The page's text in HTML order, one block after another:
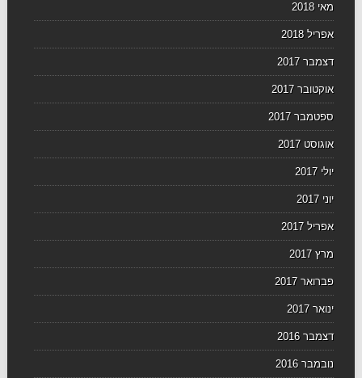
מאי 2018
אפריל 2018
דצמבר 2017
אוקטובר 2017
ספטמבר 2017
אוגוסט 2017
יולי 2017
יוני 2017
אפריל 2017
מרץ 2017
פברואר 2017
ינואר 2017
דצמבר 2016
נובמבר 2016